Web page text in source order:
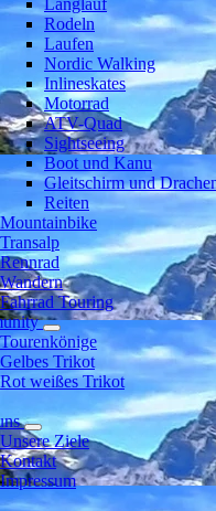
Rodeln
Laufen
Nordic Walking
Inlineskates
Motorrad
ATV-Quad
Sightseeing
Boot und Kanu
Gleitschirm und
Reiten
Mountainbike
Transalp
Rennrad
Wandern
Fahrrad Touring
Tourenkönige
Gelbes Trikot
Rot weißes Trikot
Unsere Ziele
Kontakt
Impressum